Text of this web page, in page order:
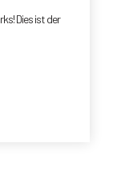
Dies ist der